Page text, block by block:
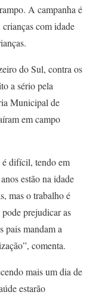
A campanha é
com idade
do Sul, contra os
a sério pela
Municipal de
em campo
é difícil, tendo em
estão na idade
mas o trabalho é
prejudicar as
pais mandam a
comenta.
mais um dia de
estarão